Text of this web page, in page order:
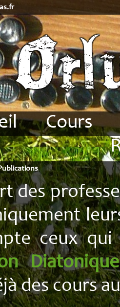
Cours
Accordéon
Analyse
Conditions
Stages
Tablatures
Transcription
des
ceux qui
Diatonique
des cours